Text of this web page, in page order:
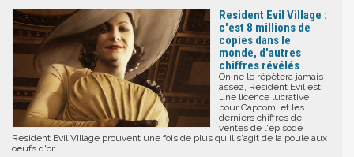
Resident Evil Village :
c'est 8 millions de
copies dans le
monde, d'autres
chiffres révélés
On ne le répètera jamais
assez, Resident Evil est
une licence lucrative
pour Capcom, et les
derniers chiffres de
ventes de l'épisode
Resident Evil Village prouvent une fois de plus qu'il s'agit de la poule aux
oeufs d'or.